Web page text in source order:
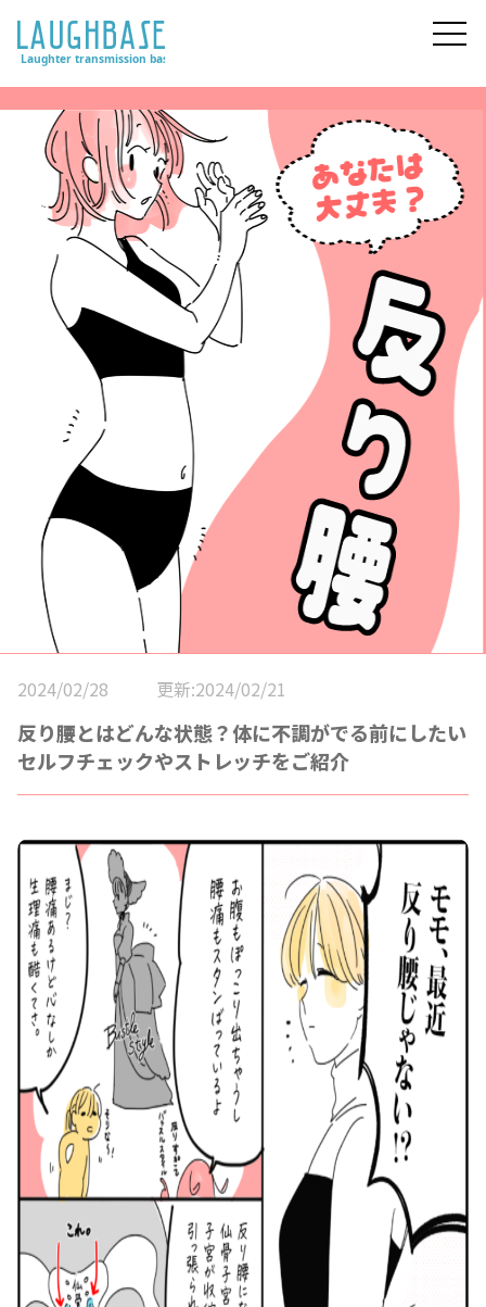
2024/02/28 更新:2024/02/21
反り腰とはどんな状態？体に不調がでる前にしたい
セルフチェックやストレッチをご紹介